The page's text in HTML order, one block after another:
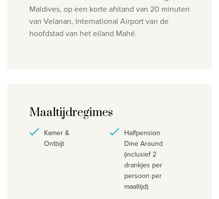
Maldives, op een korte afstand van 20 minuten
van Velanan, International Airport van de
hoofdstad van het eiland Mahé.
Maaltijdregimes
Kamer &
Ontbijt
Halfpension
Dine Around
(inclusief 2
drankjes per
persoon per
maaltijd)